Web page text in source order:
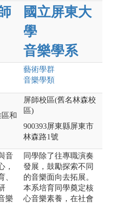
國立屏東大
學
音樂學系
藝術學群
音樂學類
和
屏師校區(舊名林森校
區)
900393屏東縣屏東市
林森路1號
音
，
、
樂
同學除了往專職演奏
發展，鼓勵探索不同
的音樂面向去拓展。
本系培育同學奠定核
心音樂素養，在社會